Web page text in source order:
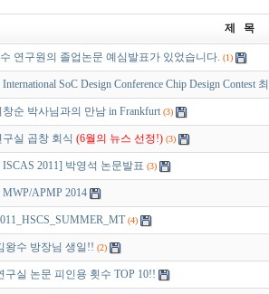
제 목
연구원의 졸업논문 예심발표가 있었습니다. (1)
SoC Design Conference Chip Design Contest
순 박사님과의 만남 in Frankfurt (3)
실 곱창 회식 (6월의 뉴스 선정!) (3)
2011] 박영석 논문발표 (3)
APMP 2014
(4)
왕수 방장님 생일!! (2)
구실 논문 피인용 횟수 TOP 10!!